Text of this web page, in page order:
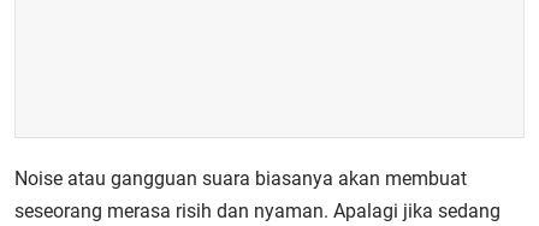
Noise atau gangguan suara biasanya akan membuat
seseorang merasa risih dan nyaman. Apalagi jika sedang